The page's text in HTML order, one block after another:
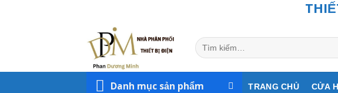
Tìm
kiếm:
Danh mục sản phẩm TRANG CHỦ CỬA